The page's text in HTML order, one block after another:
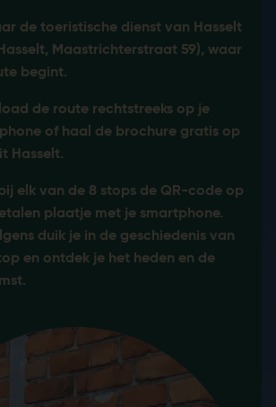
de toeristische dienst van Hasselt
Maastrichterstraat 59), waar
begint.
de route rechtstreeks op je
of haal de brochure gratis op
Hasselt.
elk van de 8 stops de QR-code op
plaatje met je smartphone.
duik je in de geschiedenis van
en ontdek je het heden en de